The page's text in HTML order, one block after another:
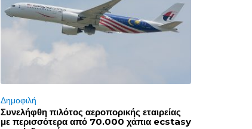
Δημοφιλή
Συνελήφθη πιλότος αεροπορικής εταιρείας
με περισσότερα από 70.000 χάπια ecstasy